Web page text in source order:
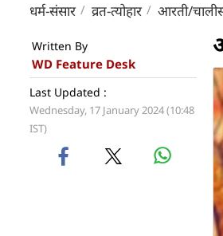
धर्म-संसार व्रत-त्योहार आरती/
Written By
WD Feature Desk
Last Updated :
Wednesday, 17 January 2024 (10:48
IST)